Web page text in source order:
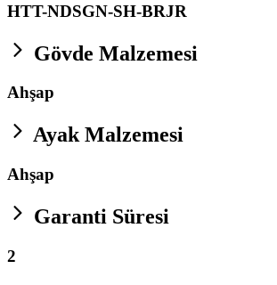
HTT-NDSGN-SH-BRJR
Gövde Malzemesi
Ahşap
Ayak Malzemesi
Ahşap
Garanti Süresi
2